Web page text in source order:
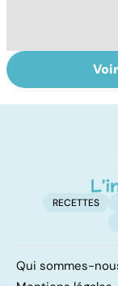
Le café : une
mine d'or
RECETTES
Qui sommes-